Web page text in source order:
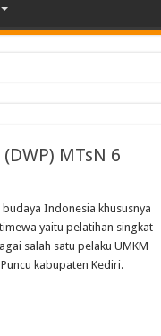
MTsN 6
Indonesia khususnya
yaitu pelatihan singkat
salah satu pelaku UMKM
kabupaten Kediri.